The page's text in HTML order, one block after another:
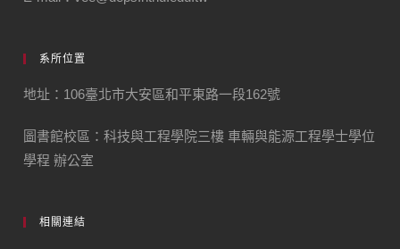
系所位置
地址：106臺北市大安區和平東路一段162號
圖書館校區：科技與工程學院三樓 車輛與能源工程學士學位
學程 辦公室
相關連結